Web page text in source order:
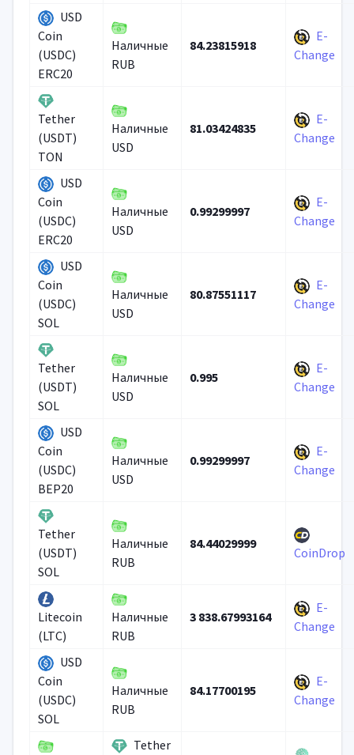
USD
Coin
(USDC)
ERC20
Наличные
RUB
84.23815918
E-
Change
Tether
(USDT)
TON
Наличные
USD
81.03424835
E-
Change
USD
Coin
(USDC)
ERC20
Наличные
USD
0.99299997
E-
Change
USD
Coin
(USDC)
SOL
Наличные
USD
80.87551117
E-
Change
Tether
(USDT)
SOL
Наличные
USD
0.995
E-
Change
USD
Coin
(USDC)
BEP20
Наличные
USD
0.99299997
E-
Change
Tether
(USDT)
SOL
Наличные
RUB
84.44029999
CoinDrop
Litecoin
(LTC)
Наличные
RUB
3 838.67993164
E-
Change
USD
Coin
(USDC)
SOL
Наличные
RUB
84.17700195
E-
Change
Tether